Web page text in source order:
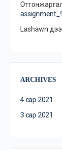
Lashawn
ARCHIVES
4 сар 2021
3 сар 2021